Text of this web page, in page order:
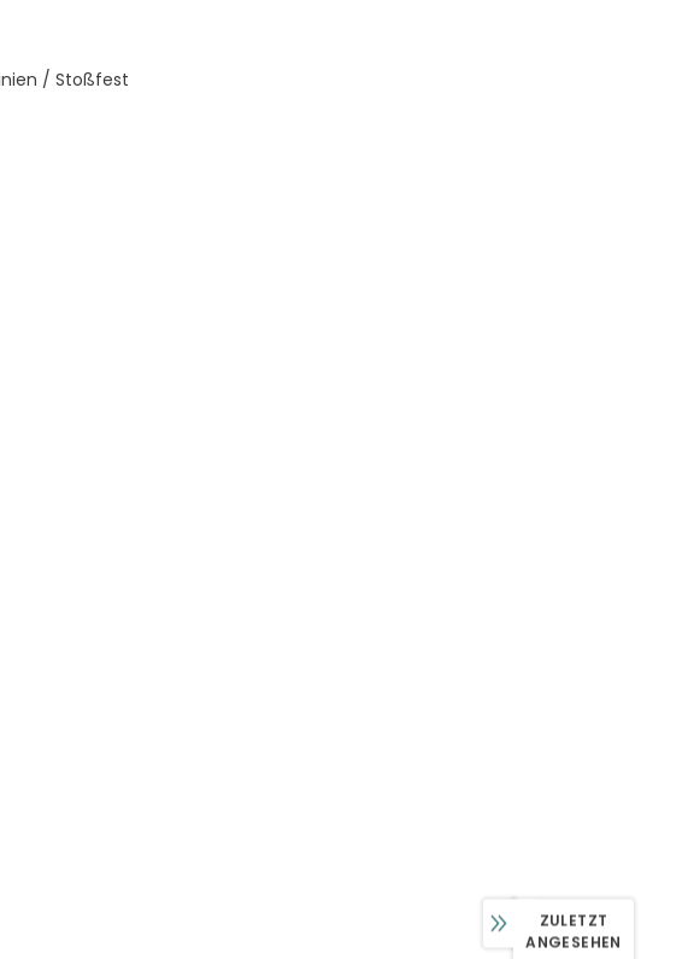
/ Stoßfest
ZULETZT
ANGESEHEN